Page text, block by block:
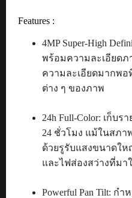
Features :
4MP Super-High
พร้อมความละเอียด
ความละเอียดมากพอ
ต่าง ๆ ของภาพ
24h Full-Color: เก็บ
24 ชั่วโมง แม้ในสภ
ด้วยรูรับแสงขนาดให
และไฟส่องสว่างที่มา
Powerful Pan Tilt: ก